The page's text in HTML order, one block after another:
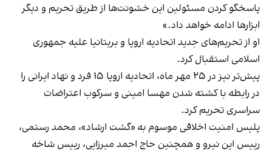
پاسخگو کردن مسئولین این خشونت‌ها از طریق تحریم‌ و دیگر
ابزارها ادامه خواهد داد.»
او از تحریم‌های جدید اتحادیه اروپا و بریتانیا علیه جمهوری
اسلامی استقبال کرد.
پیش‌تر نیز در ۲۵ مهر ماه، اتحادیه اروپا ۱۵ فرد و نهاد ایرانی را
در رابطه با کشته شدن مهسا امینی و سرکوب اعتراضات
سراسری تحریم کرد.
پلیس امنیت اخلاقی موسوم به «گشت ارشاد»، محمد رستمی،
رییس این نیرو و همچنین حاج احمد میرزایی، رییس شاخه